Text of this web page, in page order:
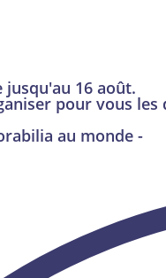
16 août.
pour vous
au monde -